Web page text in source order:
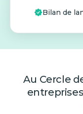
Bilan de
Au Cercle